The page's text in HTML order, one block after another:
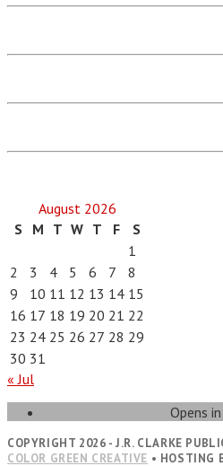
August 2026
S
M T W T F
S
1
2
3 4 5 6 7
8
9
10 11 12 13 14 15
16 17 18 19 20 21 22
23 24 25 26 27 28 29
30 31
« Jul
Opens
COPYRIGHT 2026 - J.R. CLARKE
COLOR GREEN CREATIVE • HOSTING